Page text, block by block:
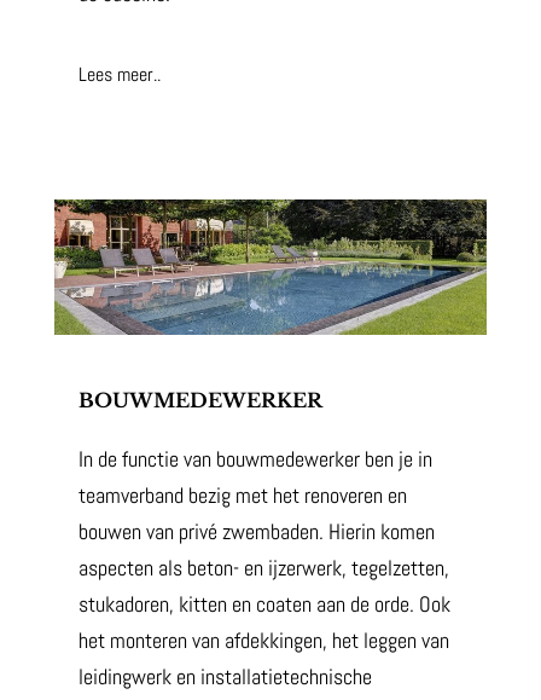
Lees meer..
BOUWMEDEWERKER
In de functie van bouwmedewerker ben je in
teamverband bezig met het renoveren en
bouwen van privé zwembaden. Hierin komen
aspecten als beton- en ijzerwerk, tegelzetten,
stukadoren, kitten en coaten aan de orde. Ook
het monteren van afdekkingen, het leggen van
leidingwerk en installatietechnische